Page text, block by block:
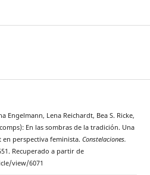
Engelmann, Lena Reichardt, Bea S. Ricke,
En las sombras de la tradición. Una
en perspectiva feminista. Constelaciones.
Recuperado a partir de
view/6071